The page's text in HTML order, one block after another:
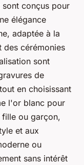
conçus pour
élégance
adaptée à la
des cérémonies
sont
de
en choisissant
l'or blanc pour
ou garçon,
et aux
ou
sans intérêt